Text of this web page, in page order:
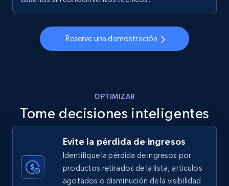
Walmart - products - Collects products by
specific keywords
URL, Final price, Sku, Currency, Gtin,
Specifications, Image urls, Top reviews, and
using sku numbers
URL, Final price, Sku, Currency, Gtin,
Specifications, Image urls, Top reviews, and
Reserve una demostración
OPTIMIZAR
Tome decisiones inteligentes
Evite la pérdida de ingresos
Identifique la pérdida de ingresos por
productos retirados de la lista, artículos
agotados o disminución de la visibilidad